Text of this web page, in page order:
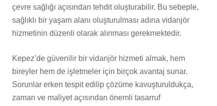
çevre sağlığı açısından tehdit oluşturabilir. Bu sebeple,
sağlıklı bir yaşam alanı oluşturulması adına vidanjör
hizmetinin düzenli olarak alınması gerekmektedir.
Kepez’de güvenilir bir vidanjör hizmeti almak, hem
bireyler hem de işletmeler için birçok avantaj sunar.
Sorunlar erken tespit edilip çözüme kavuşturuldukça,
zaman ve maliyet açısından önemli tasarruf